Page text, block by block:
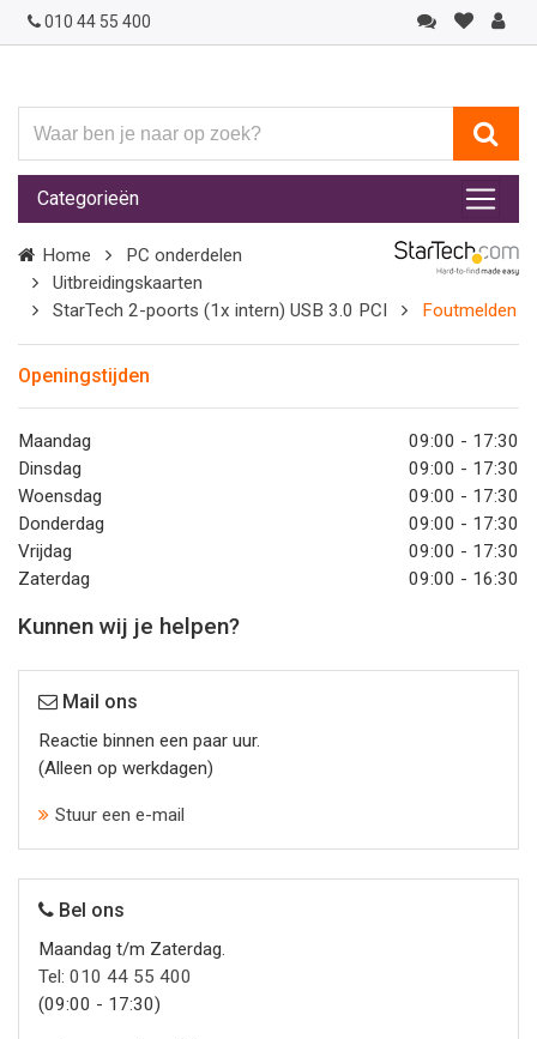
010 44 55 400
ben
je
naar
op
zoek?
Categorieën
Home
PC onderdelen
Uitbreidingskaarten
StarTech 2-poorts (1x intern) USB 3.0 PCI
Foutmelden
Openingstijden
Maandag
09:00 - 17:30
Dinsdag
09:00 - 17:30
Woensdag
09:00 - 17:30
Donderdag
09:00 - 17:30
Vrijdag
09:00 - 17:30
Zaterdag
09:00 - 16:30
Kunnen wij je helpen?
Mail ons
Reactie binnen een paar uur.
(Alleen op werkdagen)
Stuur een e-mail
Bel ons
Maandag t/m Zaterdag.
Tel: 010 44 55 400
(09:00 - 17:30)